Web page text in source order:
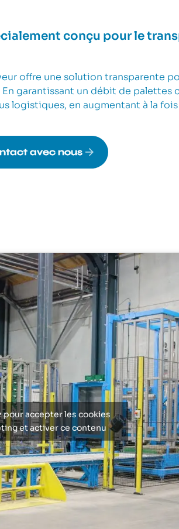
conçu pour le
offre une solution transparente
garantissant un débit de
logistiques, en augmentant à la
avec nous
pour accepter les cookies
et activer ce contenu